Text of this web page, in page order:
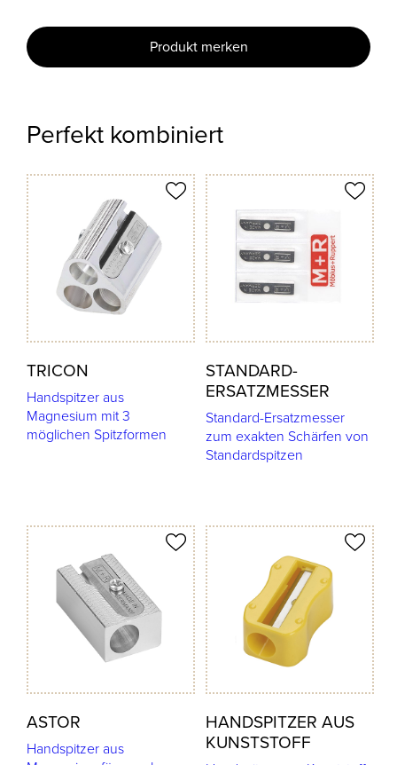
Produkt merken
Perfekt kombiniert
TRICON
Handspitzer aus
Magnesium mit 3
möglichen Spitzformen
merken
STANDARD-
ERSATZMESSER
Standard-Ersatzmesser
zum exakten Schärfen von
Standardspitzen
Produkt merken
ASTOR
Handspitzer aus
merken
HANDSPITZER AUS
KUNSTSTOFF
Produkt merken